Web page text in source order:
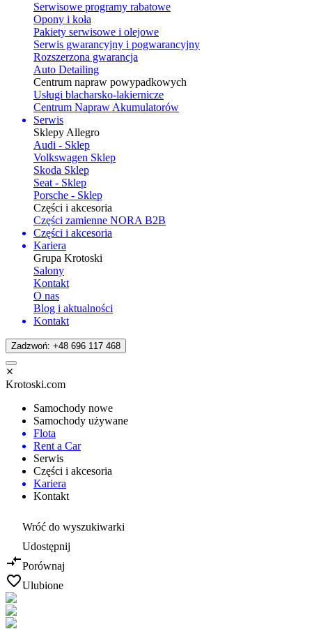
Serwisowe programy rabatowe
Opony i koła
Pakiety serwisowe i olejowe
Serwis gwarancyjny i pogwarancyjny
Rozszerzona gwarancja
Auto Detailing
Centrum napraw powypadkowych
Usługi blacharsko-lakiernicze
Centrum Napraw Akumulatorów
Serwis
Sklepy Allegro
Audi - Sklep
Volkswagen Sklep
Skoda Sklep
Seat - Sklep
Porsche - Sklep
Części i akcesoria
Części zamienne NORA B2B
Części i akcesoria
Kariera
Grupa Krotoski
Salony
Kontakt
O nas
Blog i aktualności
Kontakt
Zadzwoń: +48 696 117 468
Krotoski.com
Samochody nowe
Samochody używane
Flota
Rent a Car
Serwis
Części i akcesoria
Kariera
Kontakt
Wróć do wyszukiwarki
Udostępnij
Porównaj
Ulubione